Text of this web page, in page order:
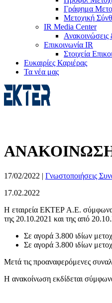
Γράφημα
Μετοχική
IR Media Center
Επικοινωνία IR
Στοιχεία
Ευκαιρίες Καριέρας
Τα νέα μας
17/02/2022 | Γνωστοποιήσεις
17.02.2022
Η εταιρεία ΕΚΤΕΡ Α.Ε. σύμφωνα
της 20.10.2021 και της από
Σε αγορά 3.800 ιδίων
Σε αγορά 3.800 ιδίων
Μετά τις προαναφερόμενες
Η ανακοίνωση εκδίδεται